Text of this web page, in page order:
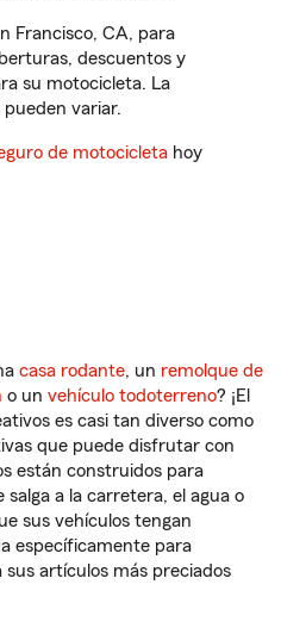
Francisco, CA, para
descuentos y
su motocicleta. La
pueden variar.
de motocicleta hoy
casa rodante, un remolque de
o un vehículo todoterreno? ¡El
es casi tan diverso como
que puede disfrutar con
están construidos para
a la carretera, el agua o
sus vehículos tengan
específicamente para
artículos más preciados